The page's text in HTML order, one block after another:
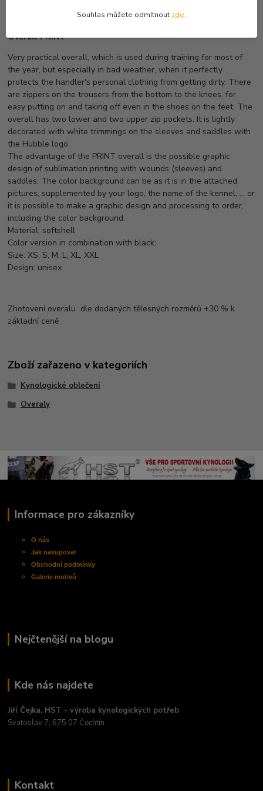
Overall PRINT
Very practical overall, which is used during training for most of
the year, but especially in bad weather, when it perfectly
protects the handler's personal clothing from getting dirty. There
are zippers on the trousers from the bottom to the knees, for
easy putting on and taking off even in the shoes on the feet. The
overall has two lower and two upper zip pockets. It is lightly
decorated with white trimmings on the sleeves and saddles with
the Hubble logo
The advantage of the PRINT overall is the possible graphic
design of sublimation printing with wounds (sleeves) and
saddles. The color background can be as it is in the attached
pictures, supplemented by your logo, the name of the kennel, ... or
it is possible to make a graphic design and processing to order,
including the color background.
Material: softshell
Color version in combination with black:
Size: XS, S, M, L, XL, XXL
Design: unisex
Zhotovení overalu dle dodaných tělesných rozměrů +30 % k
základní ceně .
Zboží zařazeno v kategoriích
Kynologické oblečení
Overaly
Informace pro zákazníky
O nás
Jak nakupovat
Obchodnípodmínky
Galerie motivů
Nejčtenější na blogu
Kde nás najdete
Jiří Čejka, HST - výroba kynologických potřeb
Svatoslav 7, 675 07 Čechtín
Kontakt
Souhlas můžete odmítnout zde.